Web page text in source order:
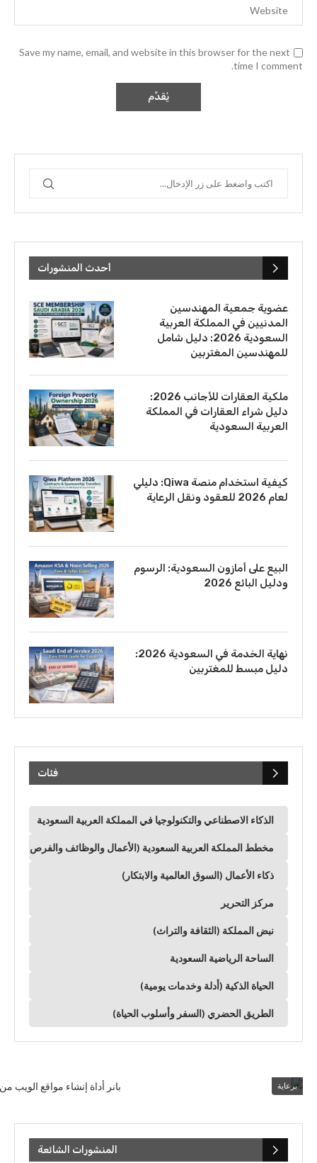
Save my name, email, and website in this browser for the next
time I comment.
أحدث المنشورات
عضوية جمعية المهندسين
المدنيين في المملكة العربية
السعودية 2026: دليل شامل
للمهندسين المغتربين
ملكية العقارات للأجانب 2026:
دليل شراء العقارات في المملكة
العربية السعودية
كيفية استخدام منصة Qiwa: دليلي
لعام 2026 للعقود ونقل الرعاية
البيع على أمازون السعودية: الرسوم
ودليل البائع 2026
نهاية الخدمة في السعودية 2026:
دليل مبسط للمغتربين
فئات
الذكاء الاصطناعي والتكنولوجيا في المملكة العربية السعودية
مخطط المملكة العربية السعودية (الأعمال والوظائف والفرص)
ذكاء الأعمال (السوق العالمية والابتكار)
مركز التحرير
نبض المملكة (الثقافة والتراث)
الساحة الرياضية السعودية
الحياة الذكية (أدلة وخدمات يومية)
الطريق الحضري (السفر وأسلوب الحياة)
برعاية
المنشورات الشائعة